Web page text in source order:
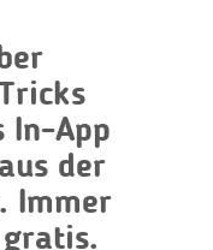
In-App
der
Immer